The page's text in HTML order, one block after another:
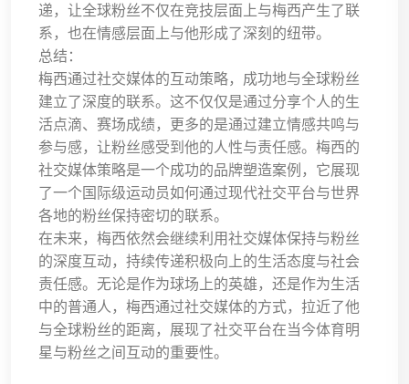
递，让全球粉丝不仅在竞技层面上与梅西产生了联
系，也在情感层面上与他形成了深刻的纽带。
总结：
梅西通过社交媒体的互动策略，成功地与全球粉丝
建立了深度的联系。这不仅仅是通过分享个人的生
活点滴、赛场成绩，更多的是通过建立情感共鸣与
参与感，让粉丝感受到他的人性与责任感。梅西的
社交媒体策略是一个成功的品牌塑造案例，它展现
了一个国际级运动员如何通过现代社交平台与世界
各地的粉丝保持密切的联系。
在未来，梅西依然会继续利用社交媒体保持与粉丝
的深度互动，持续传递积极向上的生活态度与社会
责任感。无论是作为球场上的英雄，还是作为生活
中的普通人，梅西通过社交媒体的方式，拉近了他
与全球粉丝的距离，展现了社交平台在当今体育明
星与粉丝之间互动的重要性。